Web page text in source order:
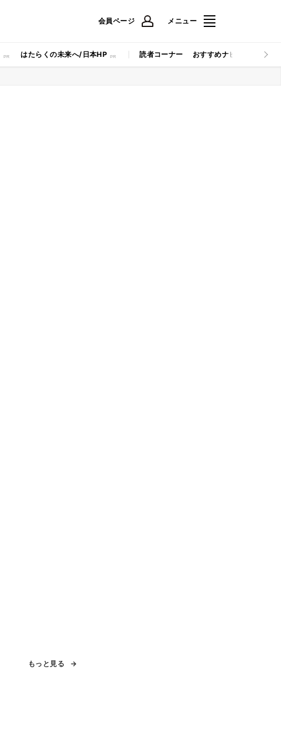
会員ページ メニュー
はたらくの未来へ/日本HP 読者コーナー おすすめナビ マイナビ
もっと見る